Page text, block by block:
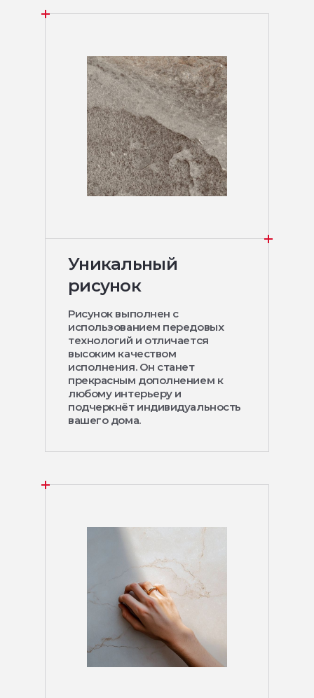
Уникальный
рисунок
Рисунок выполнен с
использованием передовых
технологий и отличается
высоким качеством
исполнения. Он станет
прекрасным дополнением к
любому интерьеру и
подчеркнёт индивидуальность
вашего дома.